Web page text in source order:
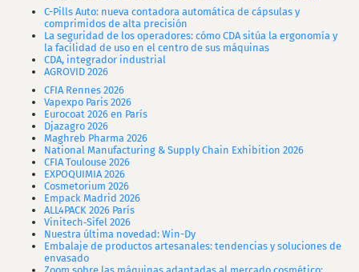
C-Pills Auto: nueva contadora automática de cápsulas y
comprimidos de alta precisión
La seguridad de los operadores: cómo CDA sitúa la ergonomía y
la facilidad de uso en el centro de sus máquinas
CDA, integrador industrial
AGROVID 2026
CFIA Rennes 2026
Vapexpo Paris 2026
Eurocoat 2026 en París
Djazagro 2026
Maghreb Pharma 2026
National Manufacturing & Supply Chain Exhibition 2026
CFIA Toulouse 2026
EXPOQUIMIA 2026
Cosmetorium 2026
Empack Madrid 2026
ALL4PACK 2026 París
Vinitech‑Sifel 2026
Nuestra última novedad: Win-Dy
Embalaje de productos artesanales: tendencias y soluciones de
envasado